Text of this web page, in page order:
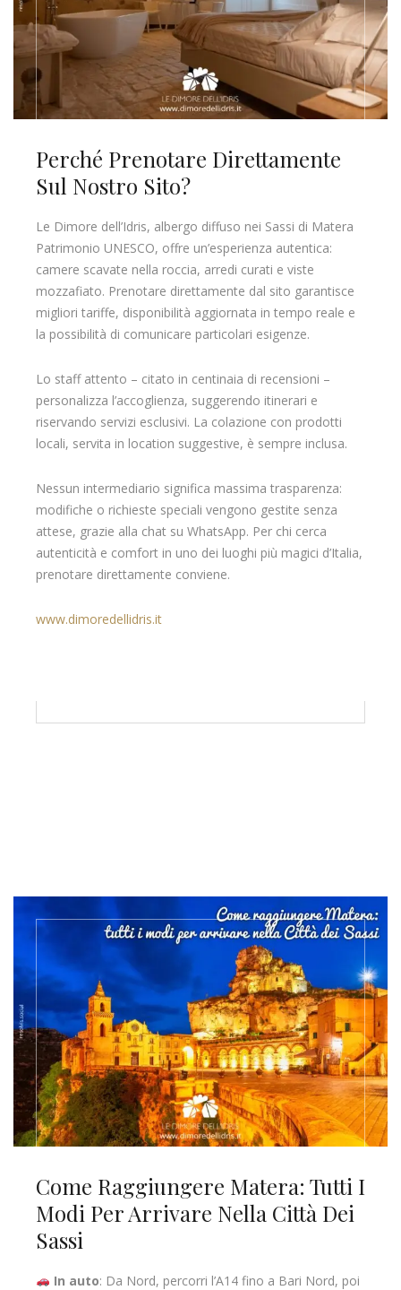
Perché Prenotare Direttamente
Sul Nostro Sito?
Le Dimore dell’Idris, albergo diffuso nei Sassi di Matera
Patrimonio UNESCO, offre un’esperienza autentica:
camere scavate nella roccia, arredi curati e viste
mozzafiato. Prenotare direttamente dal sito garantisce
migliori tariffe, disponibilità aggiornata in tempo reale e
la possibilità di comunicare particolari esigenze.
Lo staff attento – citato in centinaia di recensioni –
personalizza l’accoglienza, suggerendo itinerari e
riservando servizi esclusivi. La colazione con prodotti
locali, servita in location suggestive, è sempre inclusa.
Nessun intermediario significa massima trasparenza:
modifiche o richieste speciali vengono gestite senza
attese, grazie alla chat su WhatsApp. Per chi cerca
autenticità e comfort in uno dei luoghi più magici d’Italia,
prenotare direttamente conviene.
www.dimoredellidris.it
Come Raggiungere Matera: Tutti I
Modi Per Arrivare Nella Città Dei
Sassi
In auto: Da Nord, percorri l’A14 fino a Bari Nord, poi